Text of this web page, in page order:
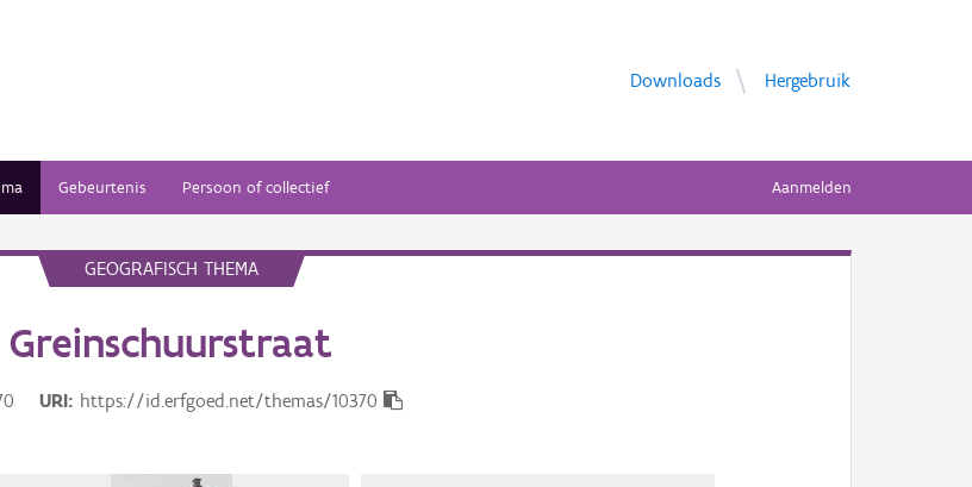
Downloads Hergebruik
Gebeurtenis Persoon of collectief Aanmelden
GEOGRAFISCH THEMA
Greinschuurstraat
URI https://id.erfgoed.net/themas/10370